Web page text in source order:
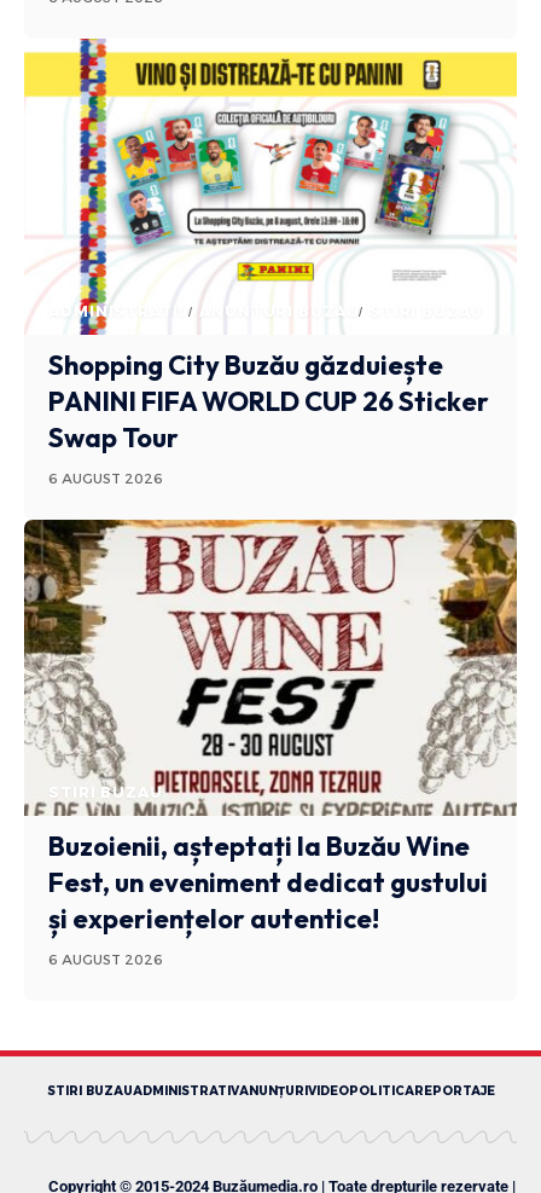
ADMINISTRATIV ANUNTURI BUZAU
Shopping City Buzău găzduiește
PANINI FIFA WORLD CUP 26 Sticker
Swap Tour
6 AUGUST 2026
STIRI BUZAU
Buzoienii, așteptați la Buzău Wine
Fest, un eveniment dedicat gustului
și experiențelor autentice!
6 AUGUST 2026
STIRI BUZAUADMINISTRATIVANUNȚURIVIDEOPOLITICAREPORTAJE
Copyright © 2015-2024 Buzăumedia.ro | Toate drepturile rezervate |